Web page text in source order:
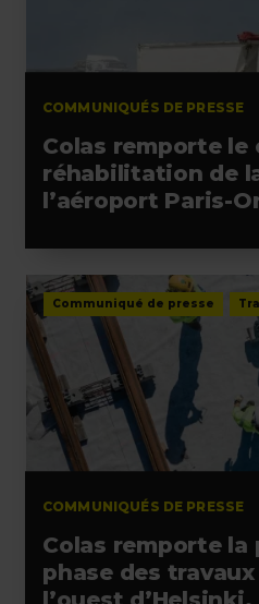
COMMUNIQUÉS DE PRESSE
Colas remporte
réhabilitation de
l’aéroport Paris-
Communiqué de presse
COMMUNIQUÉS DE PRESSE
Colas remporte la
phase des